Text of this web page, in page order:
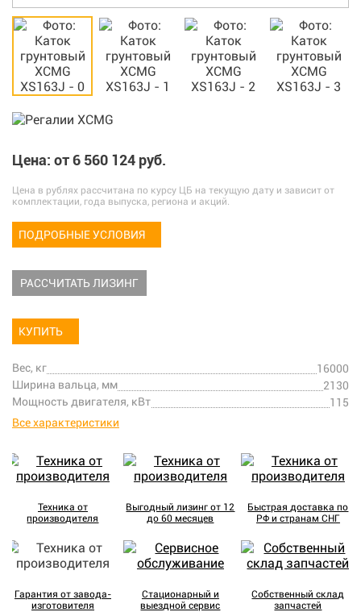
Цена: от 6 560 124 руб.
Цена в рублях рассчитана по курсу ЦБ на текущую дату и зависит от
комплектации, года выпуска, региона и акций.
ПОДРОБНЫЕ УСЛОВИЯ
РАССЧИТАТЬ ЛИЗИНГ
КУПИТЬ
Вес, кг
16000
Ширина вальца, мм
2130
Мощность двигателя, кВт
115
Все характеристики
Техника от
производителя
Выгодный лизинг от 12
до 60 месяцев
Быстрая доставка по
РФ и странам СНГ
Гарантия от завода-
изготовителя
Стационарный и
выездной сервис
Собственный склад
запчастей